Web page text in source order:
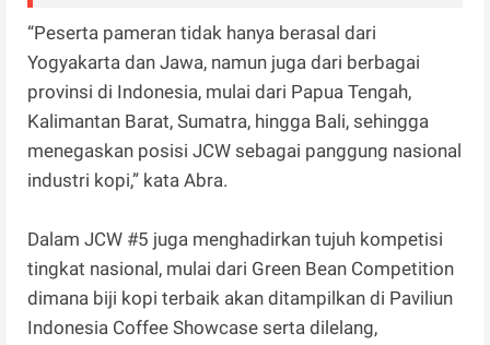
“Peserta pameran tidak hanya berasal dari
Yogyakarta dan Jawa, namun juga dari berbagai
provinsi di Indonesia, mulai dari Papua Tengah,
Kalimantan Barat, Sumatra, hingga Bali, sehingga
menegaskan posisi JCW sebagai panggung nasional
industri kopi,” kata Abra.
Dalam JCW #5 juga menghadirkan tujuh kompetisi
tingkat nasional, mulai dari Green Bean Competition
dimana biji kopi terbaik akan ditampilkan di Paviliun
Indonesia Coffee Showcase serta dilelang,